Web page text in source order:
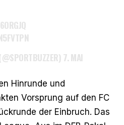
7. MAI
Hinrunde und
Vorsprung auf den FC
der Einbruch. Das